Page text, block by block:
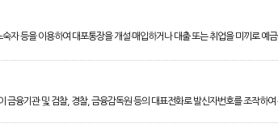
자 등을 이용하여 대포통장을 개설·매입하거나 대출 또는 취업을 미끼로 예
금융기관 및 검찰, 경찰, 금융감독원 등의 대표전화로 발신자번호를 조작하